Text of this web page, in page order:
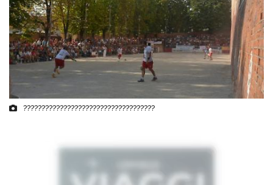
????????????????????????????????????